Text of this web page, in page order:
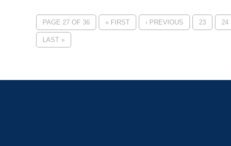
PAGE 27 OF 36 « FIRST ‹ PREVIOUS 23 24
LAST »